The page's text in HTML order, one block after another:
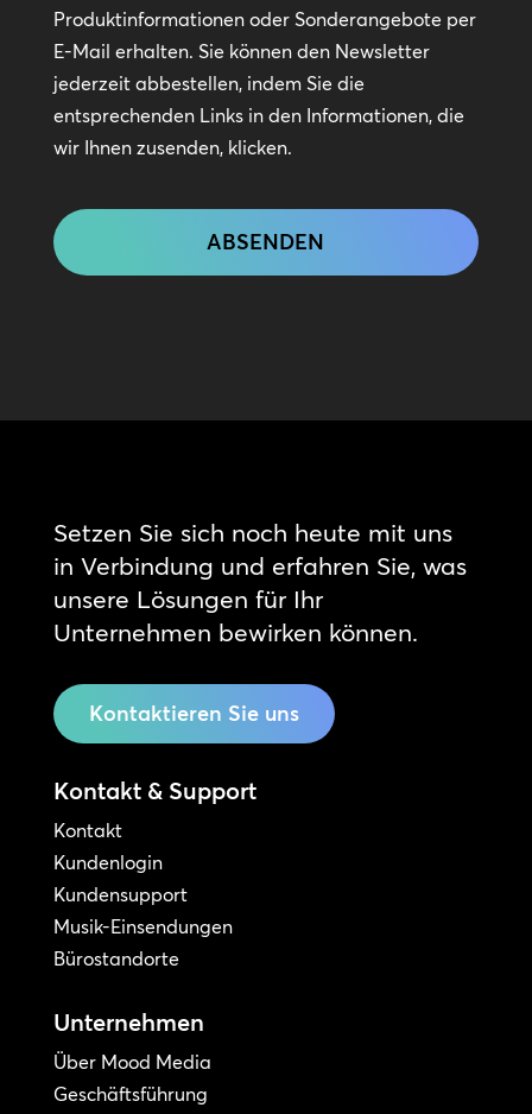
Kontakt
bleiben
Produktinformationen oder Sonderangebote per
E-Mail erhalten. Sie können den Newsletter
jederzeit abbestellen, indem Sie die
entsprechenden Links in den Informationen, die
wir Ihnen zusenden, klicken.
Setzen Sie sich noch heute mit uns
in Verbindung und erfahren Sie, was
unsere Lösungen für Ihr
Unternehmen bewirken können.
Kontaktieren Sie uns
Kontakt & Support
Kontakt
Kundenlogin
Kundensupport
Musik-Einsendungen
Bürostandorte
Unternehmen
Über Mood Media
Geschäftsführung